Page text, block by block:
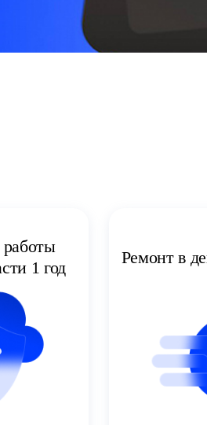
работы
1 год
Ремонт в